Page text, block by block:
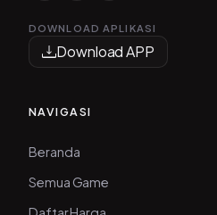
DOWNLOAD APLIKASI
Download APP
NAVIGASI
Beranda
Semua Game